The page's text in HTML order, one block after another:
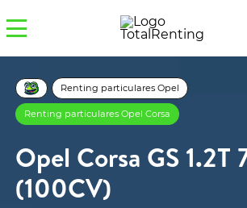
Renting particulares Opel
Renting particulares Opel Corsa
Opel Corsa GS 1.2T
(100CV)